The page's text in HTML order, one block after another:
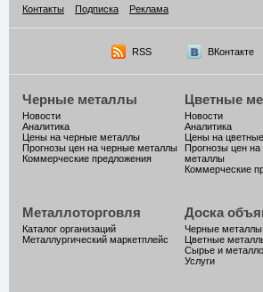
Контакты
Подписка Реклама
RSS ВКонтакте
Черные металлы
Новости
Аналитика
Цены на черные металлы
Прогнозы цен на черные металлы
Коммерческие предложения
Цветные
Новости
Аналитика
Цены на
Прогнозы цен
металлы
Коммерческие
Металлоторговля
Каталог организаций
Металлургический маркетплейс
Доска
Черные металлы
Цветные
Сырье и
Услуги